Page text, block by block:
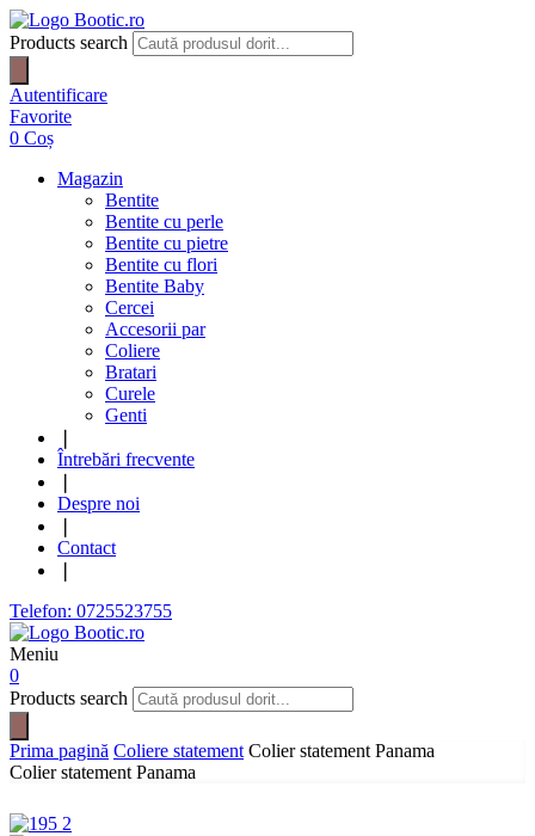
Products search
Autentificare
Favorite
0 Coș
Magazin
Bentite
Bentite cu perle
Bentite cu pietre
Bentite cu flori
Bentite Baby
Cercei
Accesorii par
Coliere
Bratari
Curele
Genti
Întrebări frecvente
Despre noi
Contact
Telefon: 0725523755
Meniu
0
Products search
Prima pagină Coliere statement Colier statement Panama
Colier statement Panama